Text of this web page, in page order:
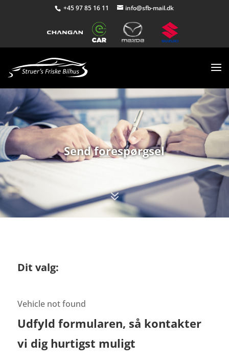
+45 97 85 16 11 info@sfb-mail.dk
Send forespørgsel
7
Dit valg:
Vehicle not found
Udfyld formularen, så kontakter
vi dig hurtigst muligt